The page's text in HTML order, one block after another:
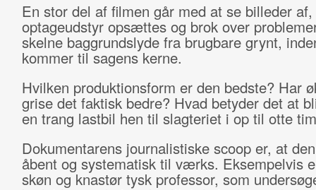
En stor del af filmen går med at se billeder
optageudstyr opsættes og brok over
skelne baggrundslyde fra brugbare grynt,
kommer til sagens kerne.
Hvilken produktionsform er den bedste? Har
grise det faktisk bedre? Hvad betyder det at
en trang lastbil hen til slagteriet i op til otte
Dokumentarens journalistiske scoop er, at
åbent og systematisk til værks. Eksempelvis
skøn og knastør tysk professor, som